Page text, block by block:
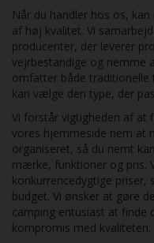
Når du handler hos os,
af høj kvalitet. Vi
producenter, der leverer
vejrbestandige og nemme
omfatter både
kan vælge den type, der
Vi forstår vigtigheden af
vores hjemmeside nem at
organiseret, så du nemt
mærke, funktioner og pris.
konkurrencedygtige priser,
budget. Vi ønsker at gøre
camping entusiast at finde
kompromis med kvaliteten.